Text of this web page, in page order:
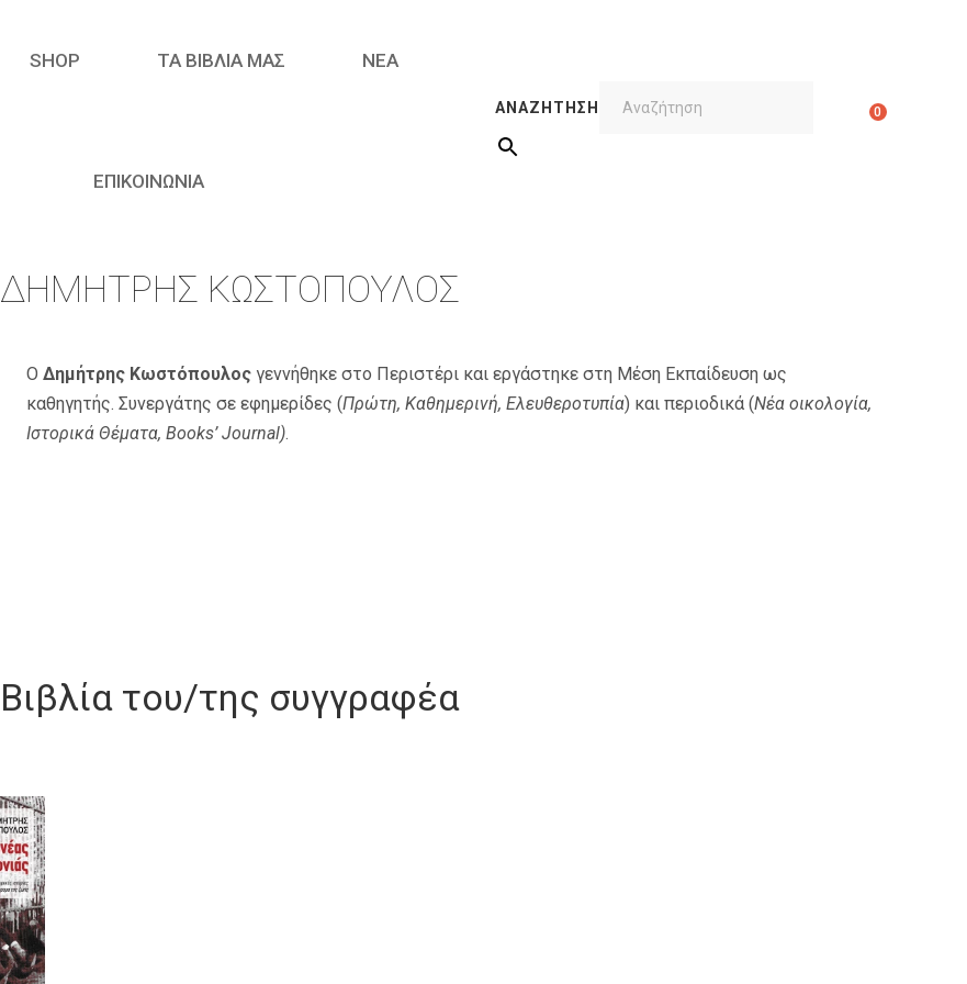
SHOP ΤΑ ΒΙΒΛΙΑ ΜΑΣ ΝΈΑ
ΕΠΙΚΟΙΝΩΝΙΑ
ΑΝΑΖΉΤΗΣΗ 0
ΔΗΜΉΤΡΗΣ ΚΩΣΤΌΠΟΥΛΟΣ
Ο Δημήτρης Κωστόπουλος γεννήθηκε στο Περιστέρι και εργάστηκε στη Μέση Εκπαίδευση ως
καθηγητής. Συνεργάτης σε εφημερίδες (Πρώτη, Καθημερινή, Ελευθεροτυπία) και περιοδικά (Νέα οικολογία,
Ιστορικά Θέματα, Books’ Journal).
Βιβλία του/της συγγραφέα